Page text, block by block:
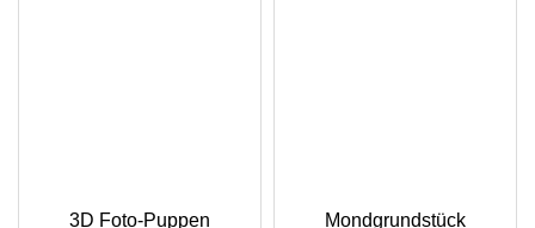
3D Foto-Puppen
Mondgrundstück